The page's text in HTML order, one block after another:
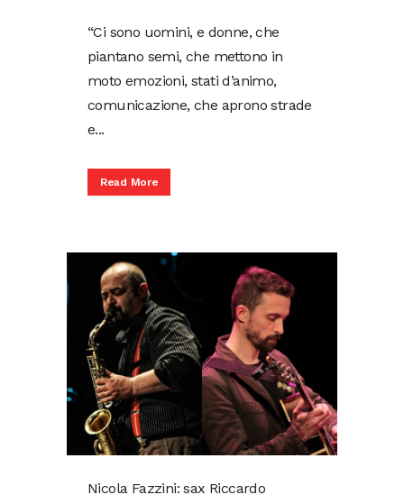
“Ci sono uomini, e donne, che
piantano semi, che mettono in
moto emozioni, stati d’animo,
comunicazione, che aprono strade
e...
Read More
Nicola Fazzini: sax Riccardo